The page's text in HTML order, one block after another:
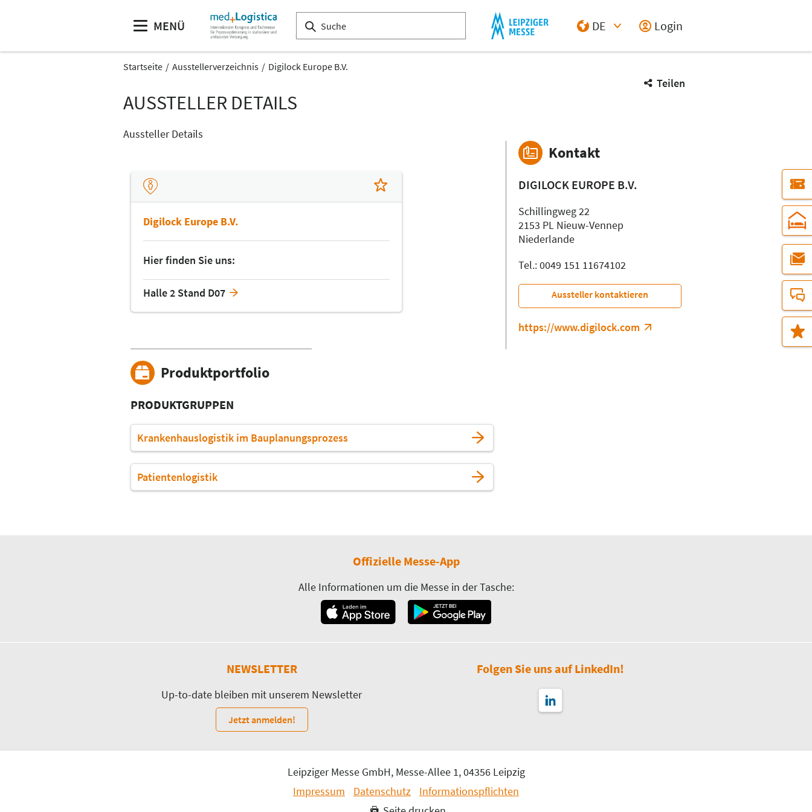
MENÜ
DE
Login
Startseite Ausstellerverzeichnis Digilock Europe B.V.
Teilen
AUSSTELLER DETAILS
Aussteller Details
Digilock Europe B.V.
Hier finden Sie uns:
Halle 2 Stand D07
Produktportfolio
PRODUKTGRUPPEN
Krankenhauslogistik im Bauplanungsprozess
Patientenlogistik
Kontakt
DIGILOCK EUROPE B.V.
Schillingweg 22
2153 PL Nieuw-Vennep
Niederlande
Tel.: 0049 151 11674102
Aussteller kontaktieren
https://www.digilock.com
Offizielle Messe-App
Alle Informationen um die Messe in der Tasche:
NEWSLETTER
Up-to-date bleiben mit unserem Newsletter
Jetzt anmelden!
Folgen Sie uns auf LinkedIn!
Leipziger Messe GmbH, Messe-Allee 1, 04356 Leipzig
Impressum
Datenschutz
Informationspflichten